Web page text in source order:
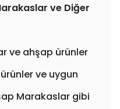
ve Diğer
ve ahşap ürünler
ve uygun
Marakaslar gibi